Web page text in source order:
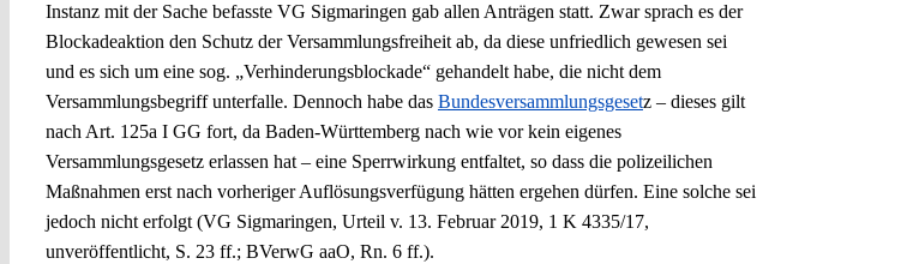
Instanz mit der Sache befasste VG Sigmaringen gab allen Anträgen statt. Zwar sprach es der
Blockadeaktion den Schutz der Versammlungsfreiheit ab, da diese unfriedlich gewesen sei
und es sich um eine sog. „Verhinderungsblockade“ gehandelt habe, die nicht dem
Versammlungsbegriff unterfalle. Dennoch habe das Bundesversammlungsgesetz – dieses gilt
nach Art. 125a I GG fort, da Baden-Württemberg nach wie vor kein eigenes
Versammlungsgesetz erlassen hat – eine Sperrwirkung entfaltet, so dass die polizeilichen
Maßnahmen erst nach vorheriger Auflösungsverfügung hätten ergehen dürfen. Eine solche sei
jedoch nicht erfolgt (VG Sigmaringen, Urteil v. 13. Februar 2019, 1 K 4335/17,
unveröffentlicht, S. 23 ff.; BVerwG aaO, Rn. 6 ff.).